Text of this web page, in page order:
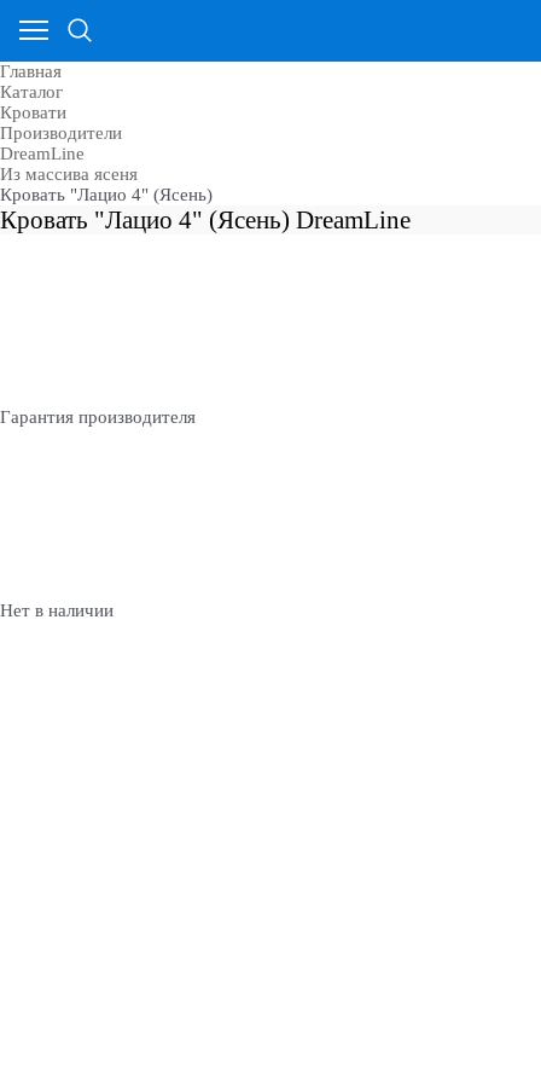
Главная
Каталог
Кровати
Производители
DreamLine
Из массива ясеня
Кровать "Лацио 4" (Ясень)
Кровать "Лацио 4" (Ясень) DreamLine
Гарантия производителя
Нет в наличии